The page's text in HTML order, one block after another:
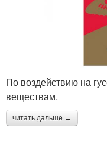
По воздействию на
веществам.
читать дальше →